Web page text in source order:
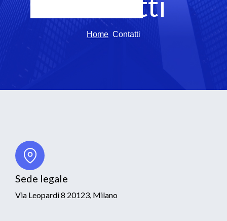
Home Contatti
Sede legale
Via Leopardi 8 20123, Milano